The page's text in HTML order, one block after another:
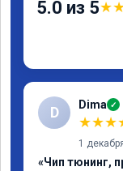
5.0 из 5★
D Dima ✓
★★★
1
«Чип тюнинг,